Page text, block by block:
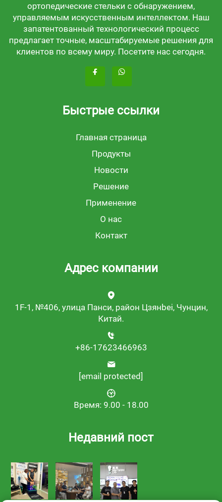
ортопедические стельки с обнаружением,
управляемым искусственным интеллектом. Наш
запатентованный технологический процесс
предлагает точные, масштабируемые решения для
клиентов по всему миру. Посетите нас сегодня.
Быстрые ссылки
Главная страница
Продукты
Новости
Решение
Применение
О нас
Контакт
Адрес компании
1F-1, №406, улица Панси, район Цзянbei, Чунцин,
Китай.
+86-17623466963
[email protected]
Время: 9.00 - 18.00
Недавний пост